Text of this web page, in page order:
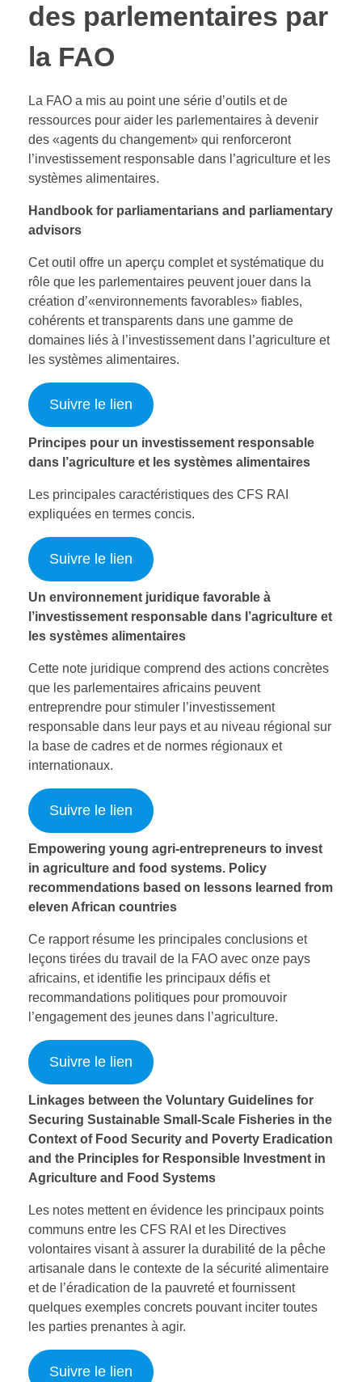
des parlementaires par
la FAO
La FAO a mis au point une série d’outils et de
ressources pour aider les parlementaires à devenir
des «agents du changement» qui renforceront
l’investissement responsable dans l’agriculture et les
systèmes alimentaires.
Handbook for parliamentarians and parliamentary
advisors
Cet outil offre un aperçu complet et systématique du
rôle que les parlementaires peuvent jouer dans la
création d’«environnements favorables» fiables,
cohérents et transparents dans une gamme de
domaines liés à l’investissement dans l’agriculture et
les systèmes alimentaires.
Suivre le lien
Principes pour un investissement responsable
dans l’agriculture et les systèmes alimentaires
Les principales caractéristiques des CFS RAI
expliquées en termes concis.
Suivre le lien
Un environnement juridique favorable à
l’investissement responsable dans l’agriculture et
les systèmes alimentaires
Cette note juridique comprend des actions concrètes
que les parlementaires africains peuvent
entreprendre pour stimuler l’investissement
responsable dans leur pays et au niveau régional sur
la base de cadres et de normes régionaux et
internationaux.
Suivre le lien
Empowering young agri-entrepreneurs to invest
in agriculture and food systems. Policy
recommendations based on lessons learned from
eleven African countries
Ce rapport résume les principales conclusions et
leçons tirées du travail de la FAO avec onze pays
africains, et identifie les principaux défis et
recommandations politiques pour promouvoir
l’engagement des jeunes dans l’agriculture.
Suivre le lien
Linkages between the Voluntary Guidelines for
Securing Sustainable Small-Scale Fisheries in the
Context of Food Security and Poverty Eradication
and the Principles for Responsible Investment in
Agriculture and Food Systems
Les notes mettent en évidence les principaux points
communs entre les CFS RAI et les Directives
volontaires visant à assurer la durabilité de la pêche
artisanale dans le contexte de la sécurité alimentaire
et de l’éradication de la pauvreté et fournissent
quelques exemples concrets pouvant inciter toutes
les parties prenantes à agir.
Suivre le lien